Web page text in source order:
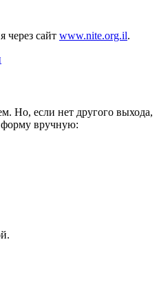
через сайт www.nite.org.il.
Но, если нет другого выхода,
форму вручную: